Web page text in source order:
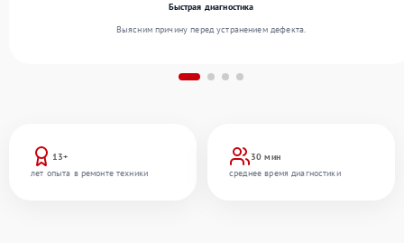
13+
лет опыта в ремонте техники
30 мин
среднее время диагностики
Быстрая диагностика
Выясним причину перед устранением дефекта.